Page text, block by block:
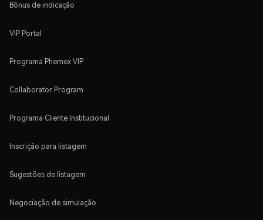
Bônus de indicação
VIP Portal
Programa Phemex VIP
Collaborator Program
Programa Cliente Institucional
Inscrição para listagem
Sugestões de listagem
Negociação de simulação